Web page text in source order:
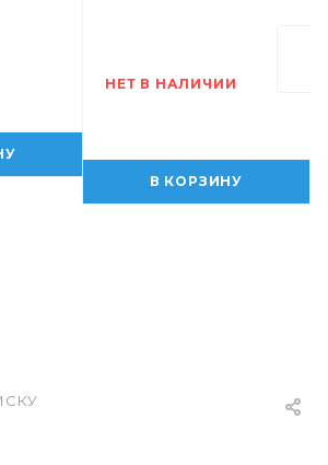
НЕТ В НАЛИЧИИ
В КОРЗИНУ